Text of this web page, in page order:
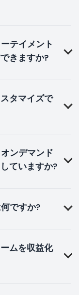
テイメント
きますか?
タマイズで
ンデマンド
ていますか?
ですか?
ムを収益化